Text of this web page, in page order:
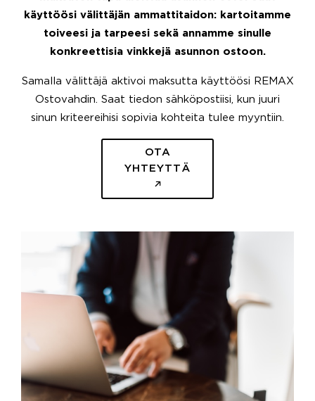
käyttöösi välittäjän ammattitaidon: kartoitamme
toiveesi ja tarpeesi sekä annamme sinulle
konkreettisia vinkkejä asunnon ostoon.
Samalla välittäjä aktivoi maksutta käyttöösi REMAX
Ostovahdin. Saat tiedon sähköpostiisi, kun juuri
sinun kriteereihisi sopivia kohteita tulee myyntiin.
OTA
YHTEYTTÄ